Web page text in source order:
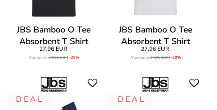
JBS Bamboo O Tee
Absorbent T Shirt
27,96 EUR
Alunperin34,95 EUR-20%
JBS Bamboo O Tee
Absorbent T Shirt
27,96 EUR
Alunperin34,95 EUR-20%
D E A L D E A L